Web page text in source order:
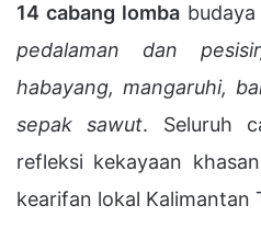
14 cabang lombabudaya
pedalaman dan
habayang, mangaruhi,
sepak sawut. Seluruh
refleksi kekayaan
kearifan lokal Kalimantan